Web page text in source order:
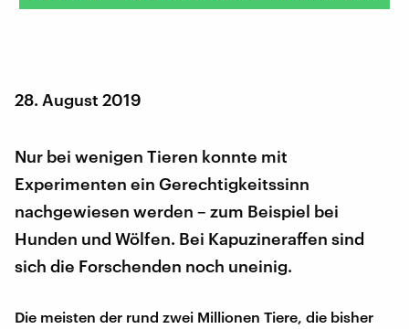
28. August 2019
Nur bei wenigen Tieren konnte mit
Experimenten ein Gerechtigkeitssinn
nachgewiesen werden – zum Beispiel bei
Hunden und Wölfen. Bei Kapuzineraffen sind
sich die Forschenden noch uneinig.
Die meisten der rund zwei Millionen Tiere, die bisher